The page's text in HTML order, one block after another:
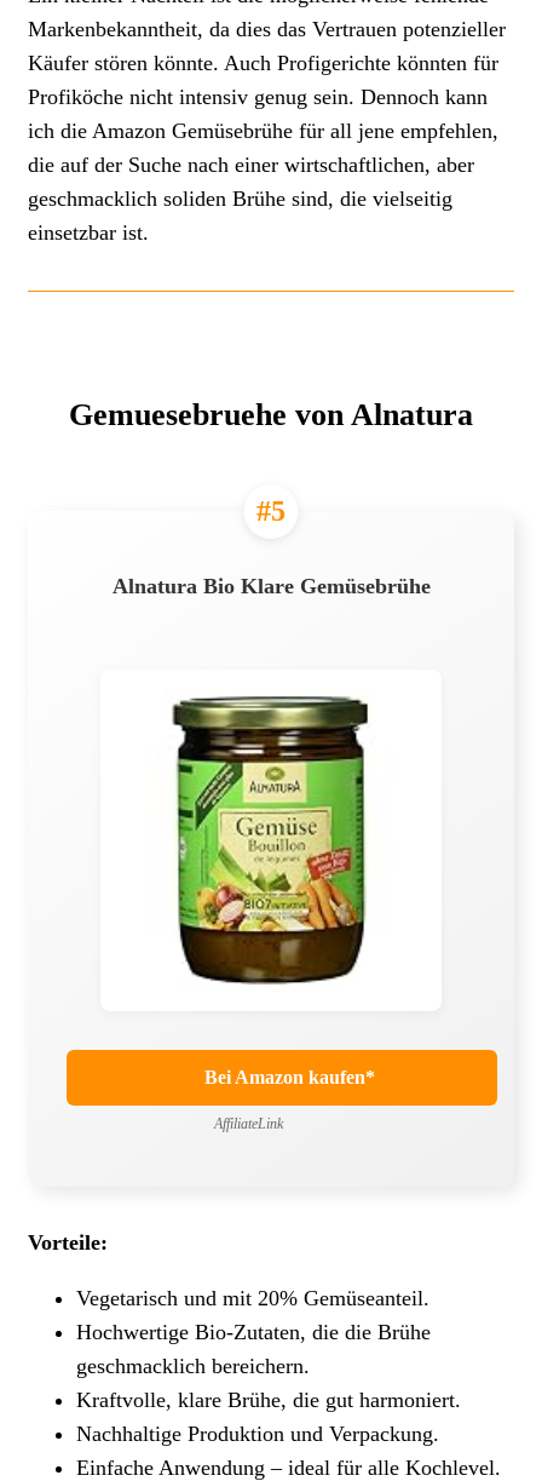
Markenbekanntheit, da dies das Vertrauen potenzieller
Käufer stören könnte. Auch Profigerichte könnten für
Profiköche nicht intensiv genug sein. Dennoch kann
ich die Amazon Gemüsebrühe für all jene empfehlen,
die auf der Suche nach einer wirtschaftlichen, aber
geschmacklich soliden Brühe sind, die vielseitig
einsetzbar ist.
Gemuesebruehe von Alnatura
#5
Alnatura Bio Klare Gemüsebrühe
Bei Amazon kaufen*
AffiliateLink
Vorteile:
Vegetarisch und mit 20% Gemüseanteil.
Hochwertige Bio-Zutaten, die die Brühe
geschmacklich bereichern.
Kraftvolle, klare Brühe, die gut harmoniert.
Nachhaltige Produktion und Verpackung.
Einfache Anwendung – ideal für alle Kochlevel.